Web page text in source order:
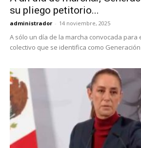
su pliego petitorio...
administrador - 14 noviembre, 2025
A sólo un día de la marcha convocada para
colectivo que se identifica como